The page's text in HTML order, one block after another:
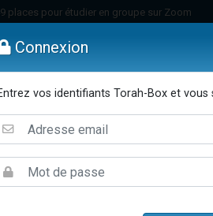
places pour étudier en groupe sur Zoom
viennent de faire un don pour Diane, 80
viennent de faire un don pour 1 Journée
viennent de demander une bénédiction
viennent de nous rejoindre sur WhatsApp
places pour étudier en groupe sur Zoom
Enfants Etude sur Texte
Connexion
vos identifiants Torah-Box et vous